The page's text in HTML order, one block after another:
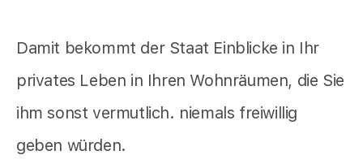
Damit bekommt der Staat Einblicke in Ihr
privates Leben in Ihren Wohnräumen, die Sie
ihm sonst vermutlich. niemals freiwillig
geben würden.